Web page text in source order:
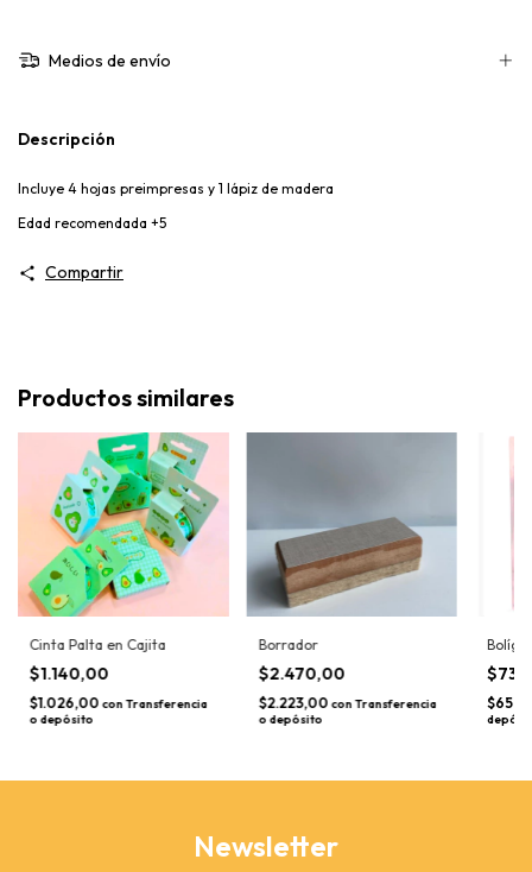
Medios de envío
Descripción
Incluye 4 hojas preimpresas y 1 lápiz de madera
Edad recomendada +5
Compartir
Productos similares
Cinta Palta en Cajita
$1.140,00
$1.026,00 con Transferencia
o depósito
Borrador
$2.470,00
$2.223,00 conTransferencia
o depósito
Newsletter